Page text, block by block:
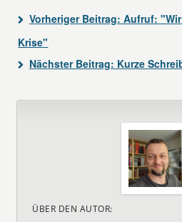
Vorheriger Beitrag: Aufruf:
Krise"
Nächster Beitrag: Kurze
ÜBER DEN AUTOR: